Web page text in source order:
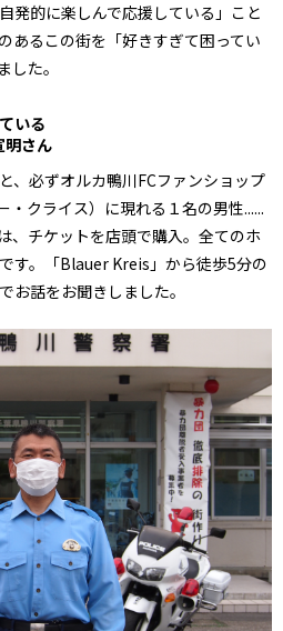
発的に楽しんで応援している」こと
あるこの街を「好きすぎて困ってい
した。
いる
明さん
、必ずオルカ鴨川FCファンショップ
・クライス）に現れる１名の男性......
、チケットを店頭で購入。全てのホ
す。「Blauer Kreis」から徒歩5分の
お話をお聞きしました。